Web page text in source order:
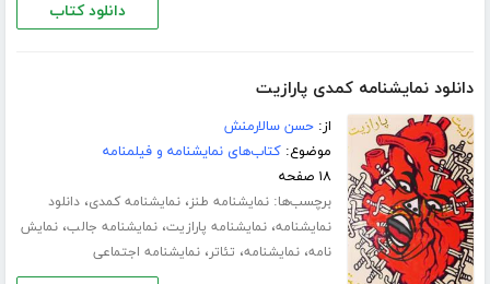
دانلود کتاب
دانلود نمایشنامه کمدی پارازیت
از:حسن سالارمنش
موضوع:کتاب‌های نمایشنامه و فیلمنامه
۱۸ صفحه
برچسب‌ها:نمایشنامه طنز،نمایشنامه کمدی،دانلود
نمایشنامه،نمایشنامه پارازیت،نمایشنامه جالب،نمایش
نامه،نمایشنامه، تئاتر،نمایشنامه اجتماعی